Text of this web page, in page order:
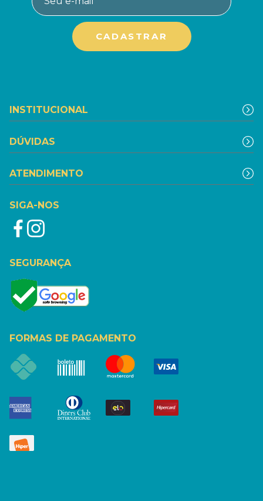
INSTITUCIONAL
DÚVIDAS
ATENDIMENTO
SIGA-NOS
SEGURANÇA
FORMAS DE PAGAMENTO